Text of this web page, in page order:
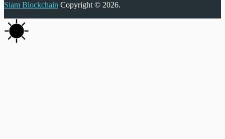
Siam Blockchain Copyright © 2026.